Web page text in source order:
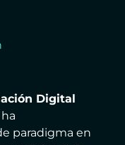
Digital
paradigma en